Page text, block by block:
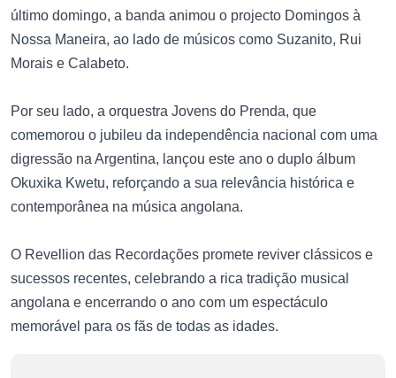
último domingo, a banda animou o projecto Domingos à
Nossa Maneira, ao lado de músicos como Suzanito, Rui
Morais e Calabeto.
Por seu lado, a orquestra Jovens do Prenda, que
comemorou o jubileu da independência nacional com uma
digressão na Argentina, lançou este ano o duplo álbum
Okuxika Kwetu, reforçando a sua relevância histórica e
contemporânea na música angolana.
O Revellion das Recordações promete reviver clássicos e
sucessos recentes, celebrando a rica tradição musical
angolana e encerrando o ano com um espectáculo
memorável para os fãs de todas as idades.